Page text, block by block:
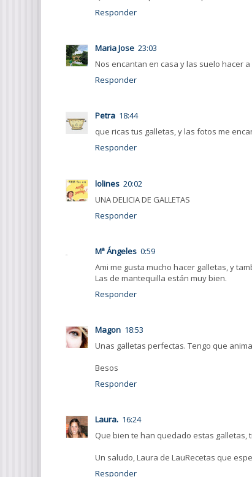
Responder
Maria Jose 23:03
Nos encantan en casa y las suelo hacer
Responder
Petra 18:44
que ricas tus galletas, y las fotos me
Responder
lolines 20:02
UNA DELICIA DE GALLETAS
Responder
Mª Ángeles 0:59
Ami me gusta mucho hacer galletas, y
Las de mantequilla están muy bien.
Responder
Magon 18:53
Unas galletas perfectas. Tengo que
Besos
Responder
Laura. 16:24
Que bien te han quedado estas
Un saludo, Laura de LauRecetas que
Responder